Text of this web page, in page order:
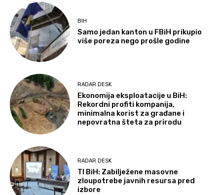
BIH
Samo jedan kanton u FBiH prikupio
više poreza nego prošle godine
RADAR DESK
Ekonomija eksploatacije u BiH:
Rekordni profiti kompanija,
minimalna korist za građane i
nepovratna šteta za prirodu
RADAR DESK
TI BiH: Zabilježene masovne
zloupotrebe javnih resursa pred
izbore